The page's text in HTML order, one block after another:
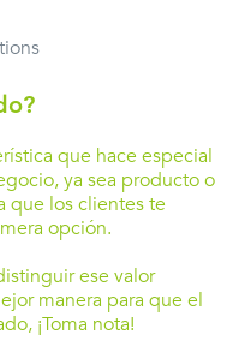
que hace especial
ya sea producto o
que los clientes te
opción.
ese valor
manera para que el
¡Toma nota!